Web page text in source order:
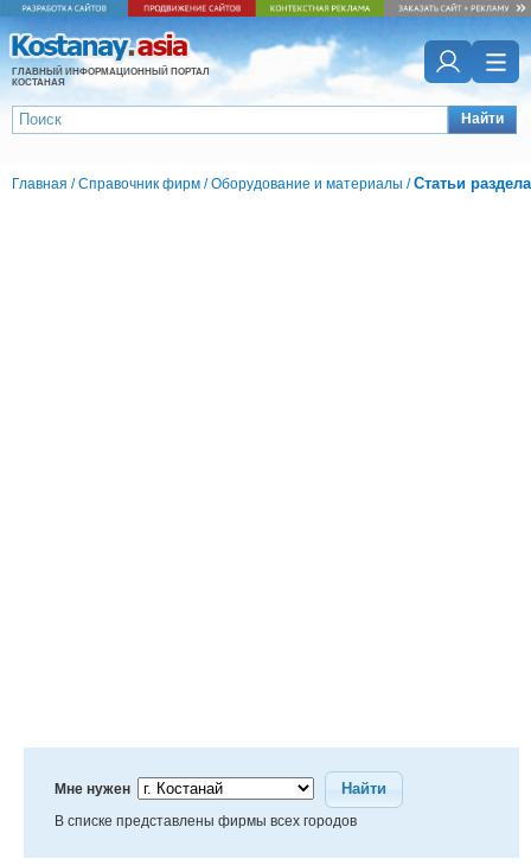
ГЛАВНЫЙ ИНФОРМАЦИОННЫЙ ПОРТАЛ
КОСТАНАЯ
Найти
Главная /Справочник фирм /Оборудование и материалы /Статьи раздела
Мне нужен Найти
В списке представлены фирмы всех городов